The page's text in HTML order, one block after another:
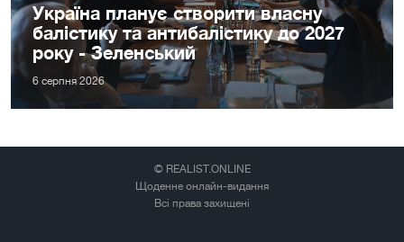
Україна планує створити власну
балістику та антибалістику до 2027
року - Зеленський
6 серпня 2026
© REALIST.ONLINE
Щоденне онлайн-видання
Всі права захищені